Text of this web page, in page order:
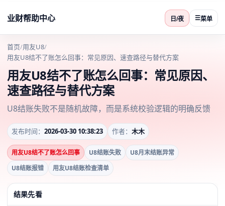
业财帮助中心 日/夜 ☰菜单
首页/用友U8/
用友U8结不了账怎么回事：常见原因、速查路径与替代方案
用友U8结不了账怎么回事：常见原因、
速查路径与替代方案
U8结账失败不是随机故障，而是系统校验逻辑的明确反馈
发布时间： 2026-03-30 10:38:23 作者： 木木
用友U8结不了账怎么回事 U8结账失败
U8月末结账异常
U8结账报错
用友U8结账检查清单
结果先看